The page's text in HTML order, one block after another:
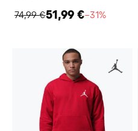
74,99 €51,99 €−31%